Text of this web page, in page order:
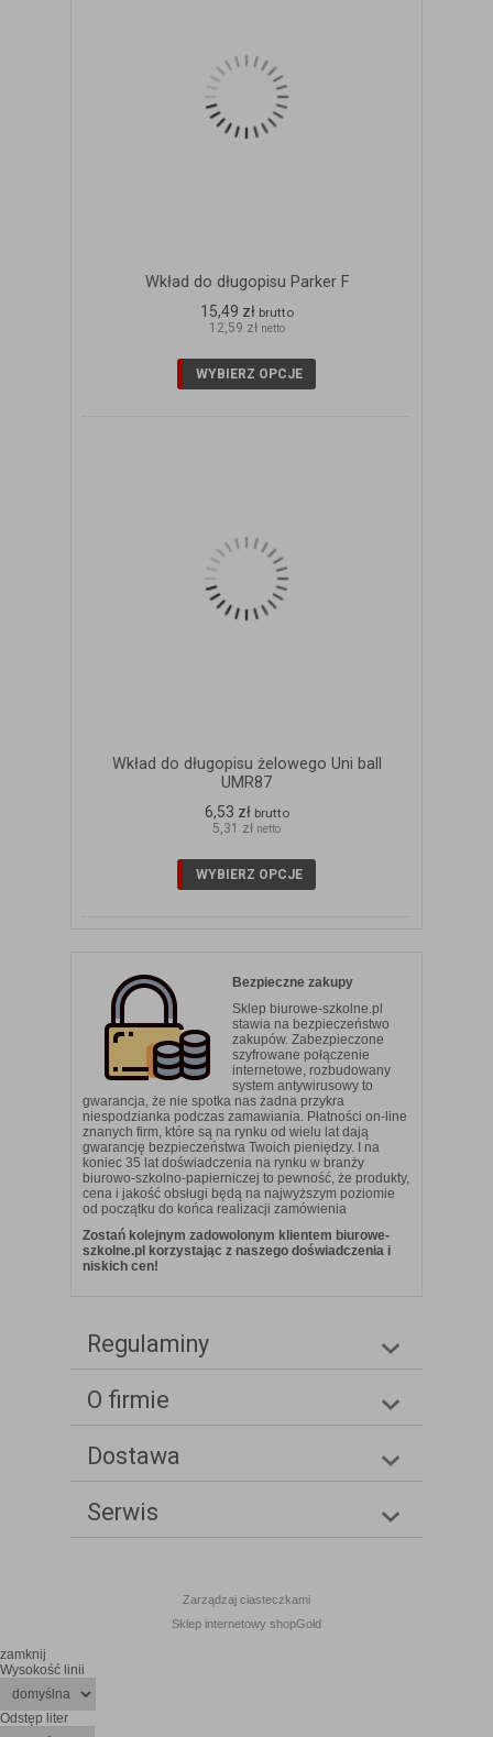
Wkład do długopisu Parker F
15,49 zł brutto
12,59 zł netto
WYBIERZ OPCJE
Wkład do długopisu żelowego Uni ball
UMR87
6,53 zł brutto
5,31 zł netto
WYBIERZ OPCJE
Bezpieczne zakupy
Sklep biurowe-szkolne.pl
stawia na bezpieczeństwo
zakupów. Zabezpieczone
szyfrowane połączenie
internetowe, rozbudowany
system antywirusowy to
gwarancja, że nie spotka nas żadna przykra
niespodzianka podczas zamawiania. Płatności on-line
znanych firm, które są na rynku od wielu lat dają
gwarancję bezpieczeństwa Twoich pieniędzy. I na
koniec 35 lat doświadczenia na rynku w branży
biurowo-szkolno-papierniczej to pewność, że produkty,
cena i jakość obsługi będą na najwyższym poziomie
od początku do końca realizacji zamówienia
Zostań kolejnym zadowolonym klientem biurowe-
szkolne.pl korzystając z naszego doświadczenia i
niskich cen!
Regulaminy
O firmie
Dostawa
Serwis
Zarządzaj ciasteczkami
Sklep internetowy shopGold
zamknij
Wysokość linii
Odstęp liter